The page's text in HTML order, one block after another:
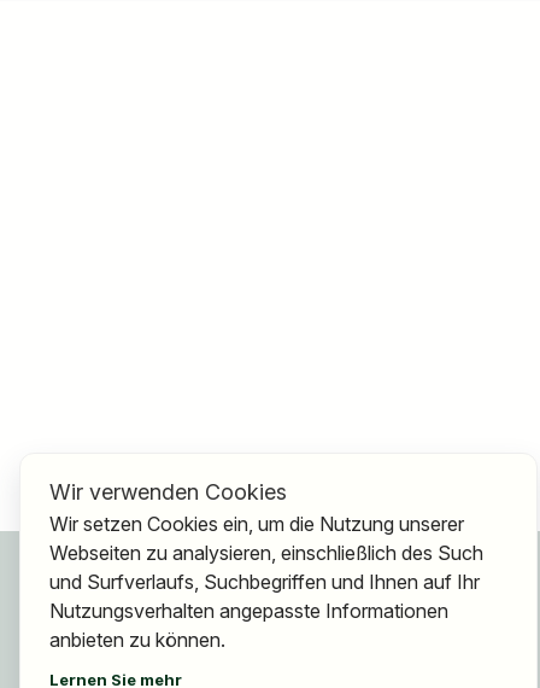
Für Bewerber
Jobs finden
Arbeitgeber finden
Wir verwenden Cookies
Wir setzen Cookies ein, um die Nutzung unserer
Webseiten zu analysieren, einschließlich des Such
und Surfverlaufs, Suchbegriffen und Ihnen auf Ihr
Nutzungsverhalten angepasste Informationen
anbieten zu können.
Lernen Sie mehr